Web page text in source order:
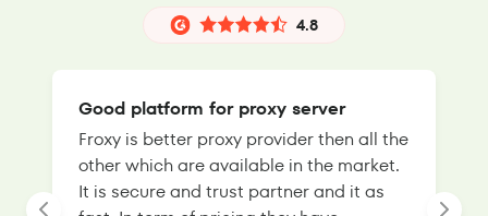
4.8
Good platform for proxy server
Froxy is better proxy provider then all the
other which are available in the market.
It is secure and trust partner and it as